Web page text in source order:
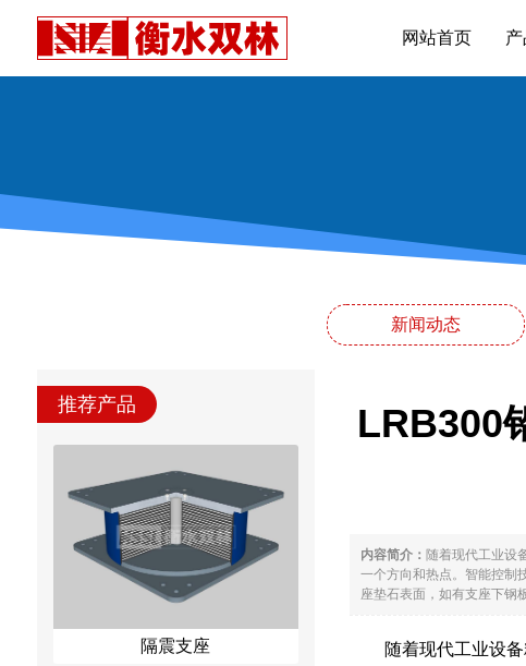
网站首页
新闻动态
推荐产品
隔震支座
LRB300
内容简介： 随着现代工业设
一个方向和热点。智能控制
座垫石表面，如有支座下钢
随着现代工业设